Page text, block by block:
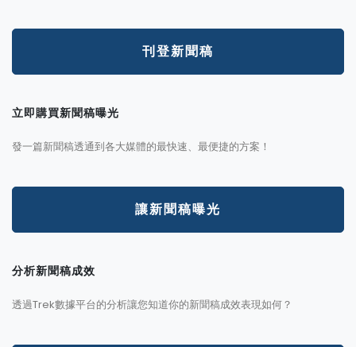
刊登新聞稿
立即購買新聞稿曝光
發一篇新聞稿透通到各大媒體的最快速、最便捷的方案！
讓新聞稿曝光
分析新聞稿成效
透過Trek數據平台的分析讓您知道你的新聞稿成效表現如何？